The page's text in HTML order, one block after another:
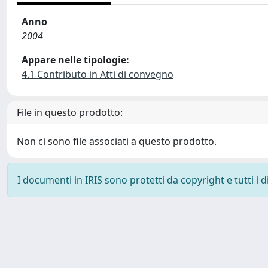
Anno
2004
Appare nelle tipologie:
4.1 Contributo in Atti di convegno
File in questo prodotto:
Non ci sono file associati a questo prodotto.
I documenti in IRIS sono protetti da copyright e tutti i